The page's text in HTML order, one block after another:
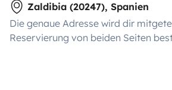
Zaldibia (20247), Spanien
Die genaue Adresse wird dir
Reservierung von beiden Seiten